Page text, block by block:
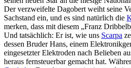
Der verzweifelte Dagobert weiht seine
Sachstand ein, und es sind natürlich die
merken, dass mit diesem „Franz
Und tatsächlich: Er ist, wie uns Scarpa
dessen Bruder Hans, einem
eingesetzter Elektroden nach Belieben
heraus fernsteuerbar gemacht hat.